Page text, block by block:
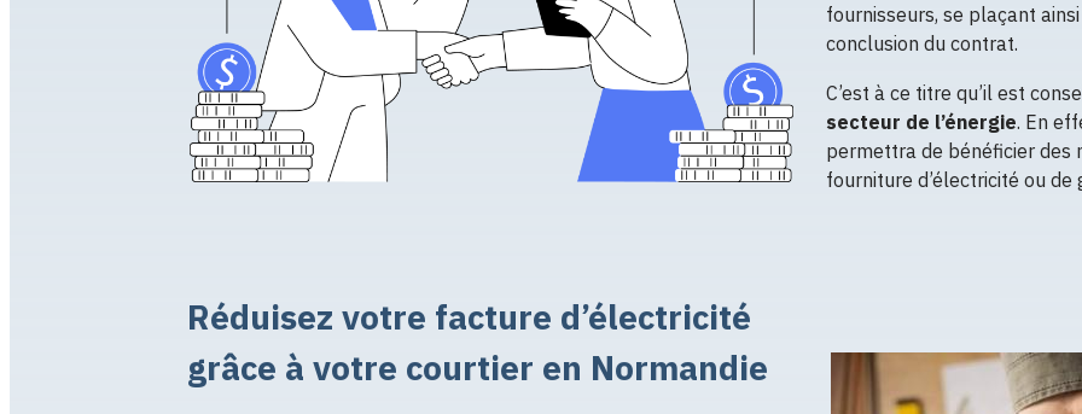
fournisseurs, se plaçant
conclusion du contrat.
C’est à ce titre qu’il est
secteur de l’énergie. En
permettra de bénéficier des
fourniture d’électricité ou
Réduisez votre facture d’électricité
grâce à votre courtier en Normandie